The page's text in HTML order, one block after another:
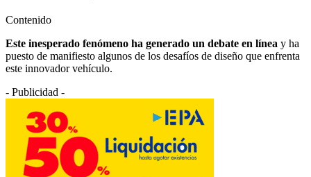
Contenido
Este inesperado fenómeno ha generado un debate en línea y ha
puesto de manifiesto algunos de los desafíos de diseño que enfrenta
este innovador vehículo.
- Publicidad -